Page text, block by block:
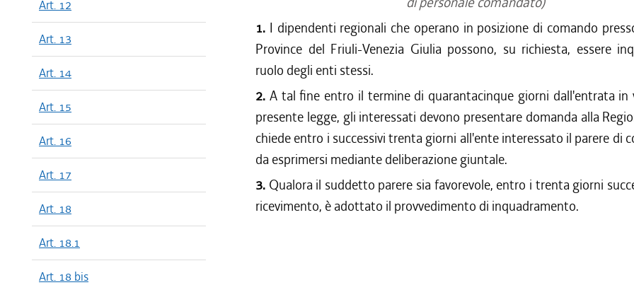
Art. 12
Art. 13
Art. 14
Art. 15
Art. 16
Art. 17
Art. 18
Art. 18.1
Art. 18 bis
1. I dipendenti regionali che operano in posizione di comando
Province del Friuli-Venezia Giulia possono, su richiesta, essere
ruolo degli enti stessi.
2. A tal fine entro il termine di quarantacinque giorni dall'entrata in
presente legge, gli interessati devono presentare domanda alla
chiede entro i successivi trenta giorni all'ente interessato il parere di
da esprimersi mediante deliberazione giuntale.
3. Qualora il suddetto parere sia favorevole, entro i trenta giorni
ricevimento, è adottato il provvedimento di inquadramento.